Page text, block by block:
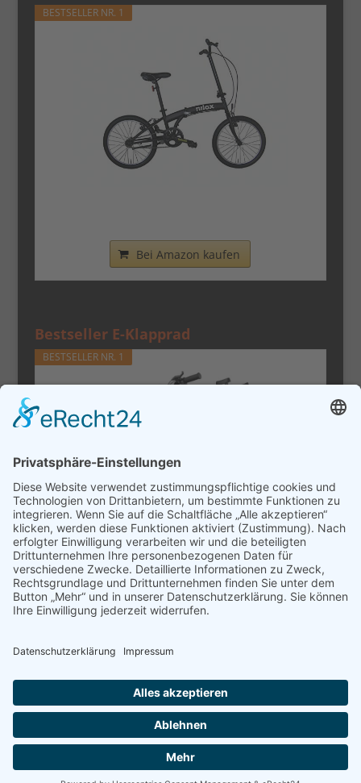
BESTSELLER NR. 1
Bei Amazon kaufen
Bestseller E-Klapprad
BESTSELLER NR. 1
URLIFE E-Bike Klapprad14, 48V 7.5Ah
Austauschbarem Akku für...
Bei Amazon kaufen
Impressum Datenschutz
Copyright © 2014 - 2026 dein-klapprad.de